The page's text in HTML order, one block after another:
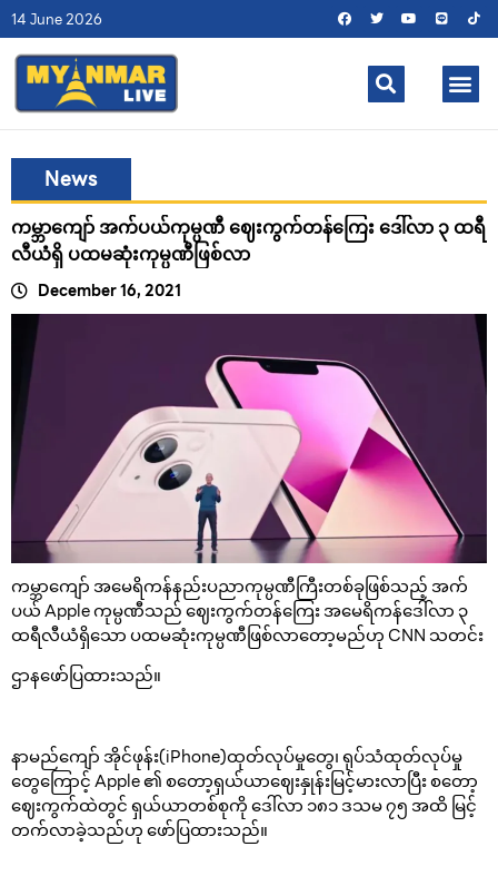
14 June 2026
News
ကမ္ဘာကျော် အက်ပယ်ကုမ္ပဏီ ဈေးကွက်တန်ကြေး ဒေါ်လာ ၃ ထရီ
လီယံရှိ ပထမဆုံးကုမ္ပဏီဖြစ်လာ
December 16, 2021
ကမ္ဘာကျော် အမေရိကန်နည်းပညာကုမ္ပဏီကြီးတစ်ခုဖြစ်သည့် အက်
ပယ် Apple ကုမ္ပဏီသည် ဈေးကွက်တန်ကြေး အမေရိကန်ဒေါ်လာ ၃
ထရီလီယံရှိသော ပထမဆုံးကုမ္ပဏီဖြစ်လာတော့မည်ဟု CNN သတင်း
ဌာနဖော်ပြထားသည်။
နာမည်ကျော် အိုင်ဖုန်း(iPhone)ထုတ်လုပ်မှုတွေ၊ ရုပ်သံထုတ်လုပ်မှု
တွေကြောင့် Apple ၏ စတော့ရှယ်ယာဈေးနှုန်းမြင့်မားလာပြီး စတော့
ဈေးကွက်ထဲတွင် ရှယ်ယာတစ်စုကို ဒေါ်လာ ၁၈၁ ဒသမ ၇၅ အထိ မြင့်
တက်လာခဲ့သည်ဟု ဖော်ပြထားသည်။